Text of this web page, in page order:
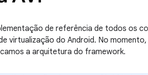
de referência de todos os
virtualização do Android. No
a arquitetura do framework.